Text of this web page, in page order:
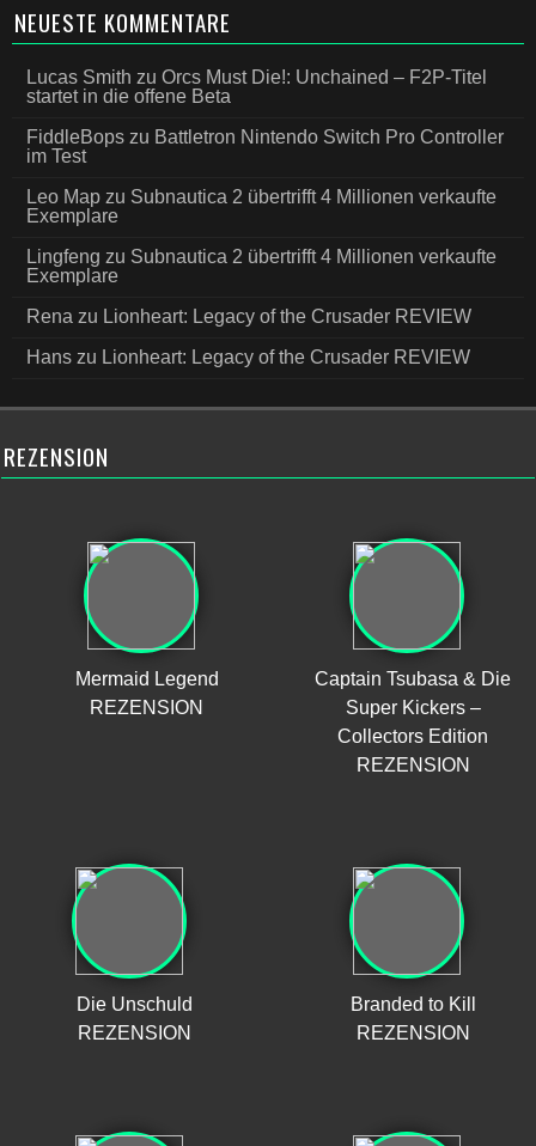
NEUESTE KOMMENTARE
Lucas Smith zu Orcs Must Die!: Unchained – F2P-Titel
startet in die offene Beta
FiddleBops zu Battletron Nintendo Switch Pro Controller
im Test
Leo Map zu Subnautica 2 übertrifft 4 Millionen verkaufte
Exemplare
Lingfeng zu Subnautica 2 übertrifft 4 Millionen verkaufte
Exemplare
Rena zu Lionheart: Legacy of the Crusader REVIEW
Hans zu Lionheart: Legacy of the Crusader REVIEW
REZENSION
Mermaid Legend
REZENSION
Captain Tsubasa & Die
Super Kickers –
Collectors Edition
REZENSION
Die Unschuld
REZENSION
Branded to Kill
REZENSION